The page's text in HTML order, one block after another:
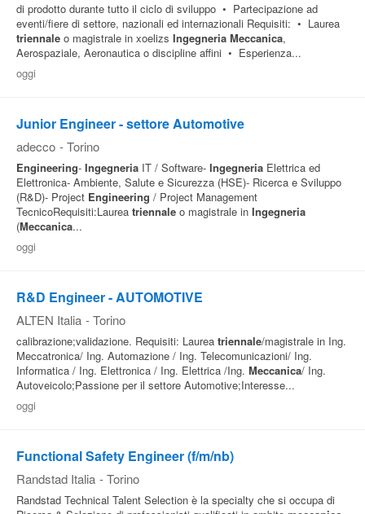
di prodotto durante tutto il ciclo di sviluppo • Partecipazione ad
eventi/fiere di settore, nazionali ed internazionali Requisiti: • Laurea
triennale o magistrale in xoelizs Ingegneria Meccanica,
Aerospaziale, Aeronautica o discipline affini • Esperienza...
oggi
Junior Engineer - settore Automotive
adecco - Torino
Engineering- Ingegneria IT / Software- Ingegneria Elettrica ed
Elettronica- Ambiente, Salute e Sicurezza (HSE)- Ricerca e Sviluppo
(R&D)- Project Engineering / Project Management
TecnicoRequisiti:Laurea triennale o magistrale in Ingegneria
(Meccanica...
oggi
R&D Engineer - AUTOMOTIVE
ALTEN Italia - Torino
calibrazione;validazione. Requisiti: Laurea triennale/magistrale in Ing.
Meccatronica/ Ing. Automazione / Ing. Telecomunicazioni/ Ing.
Informatica / Ing. Elettronica / Ing. Elettrica /Ing. Meccanica/ Ing.
Autoveicolo;Passione per il settore Automotive;Interesse...
oggi
Functional Safety Engineer (f/m/nb)
Randstad Italia - Torino
Randstad Technical Talent Selection è la specialty che si occupa di